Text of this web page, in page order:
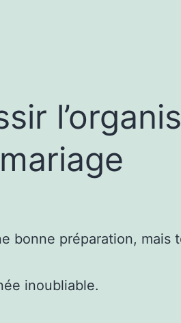
bonne préparation, mais
inoubliable.